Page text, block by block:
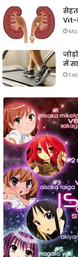
Vit-
में